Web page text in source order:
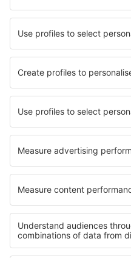
Garance nejnižší ceny
Mobilní aplikace
Letecké společnosti
Ryanair
Wizz Air
easyJet
Lufthansa
KLM
O eSky
Všeobecné podmínky
Moje rezervace
Politika ochrany soukromí
Podpora a kontakt